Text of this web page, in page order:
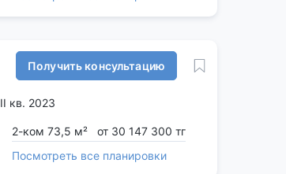
Получить консультацию
II кв. 2023
2-ком 73,5 м²
от 30 147 300 тг
Посмотреть все планировки